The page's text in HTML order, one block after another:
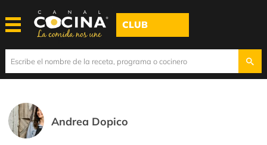
CLUB
Andrea Dopico